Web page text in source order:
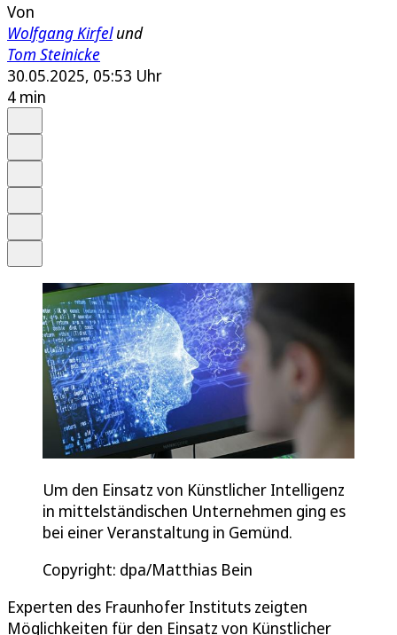
Von
Wolfgang Kirfelund
Tom Steinicke
30.05.2025, 05:53 Uhr
4 min
Um den Einsatz von Künstlicher Intelligenz
in mittelständischen Unternehmen ging es
bei einer Veranstaltung in Gemünd.
Copyright: dpa/Matthias Bein
Experten des Fraunhofer Instituts zeigten
Möglichkeiten für den Einsatz von Künstlicher